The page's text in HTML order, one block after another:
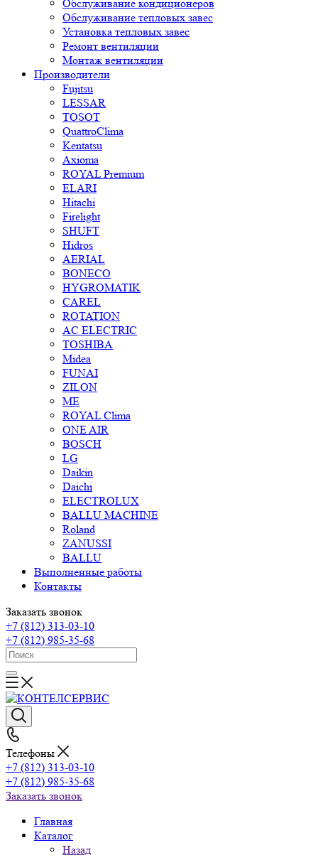
Обслуживание кондиционеров
Обслуживание тепловых завес
Установка тепловых завес
Ремонт вентиляции
Монтаж вентиляции
Производители
Fujitsu
LESSAR
TOSOT
QuattroClima
Kentatsu
Axioma
ROYAL Premium
ELARI
Hitachi
Firelight
SHUFT
Hidros
AERIAL
BONECO
HYGROMATIK
CAREL
ROTATION
AC ELECTRIC
TOSHIBA
Midea
FUNAI
ZILON
ME
ROYAL Clima
ONE AIR
BOSCH
LG
Daikin
Daichi
ELECTROLUX
BALLU MACHINE
Roland
ZANUSSI
BALLU
Выполненные работы
Контакты
Заказать звонок
+7 (812) 313-03-10
+7 (812) 985-35-68
Телефоны
+7 (812) 313-03-10
+7 (812) 985-35-68
Заказать звонок
Главная
Каталог
Назад